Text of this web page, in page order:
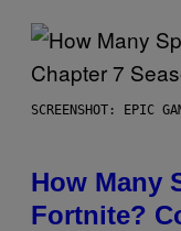
SCREENSHOT: EPIC
How Many
Fortnite?